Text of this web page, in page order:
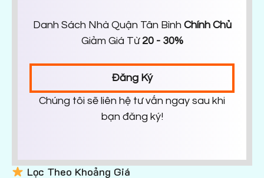
Danh Sách Nhà Quận Tân Bình Chính Chủ
Giảm Giá Từ 20 - 30%
Đăng Ký
Chúng tôi sẽ liên hệ tư vấn ngay sau khi
bạn đăng ký!
Lọc Theo Khoảng Giá